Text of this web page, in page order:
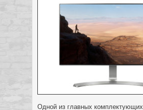
Одной из главных комплектующих